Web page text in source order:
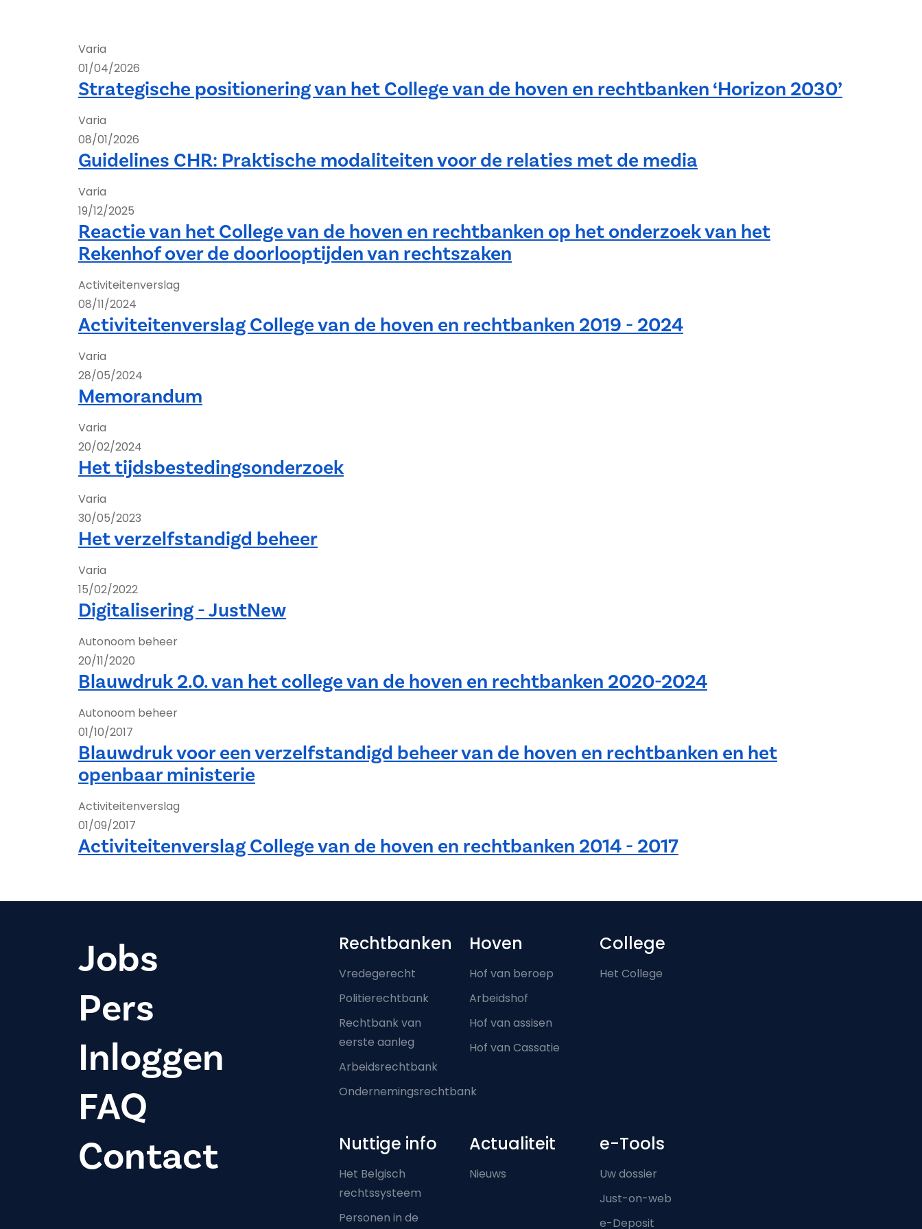
Varia
01/04/2026
Strategische positionering van het College van de hoven en rechtbanken ‘Horizon 2030’
Varia
08/01/2026
Guidelines CHR: Praktische modaliteiten voor de relaties met de media
Varia
19/12/2025
Reactie van het College van de hoven en rechtbanken op het onderzoek van het
Rekenhof over de doorlooptijden van rechtszaken
Activiteitenverslag
08/11/2024
Activiteitenverslag College van de hoven en rechtbanken 2019 - 2024
Varia
28/05/2024
Memorandum
Varia
20/02/2024
Het tijdsbestedingsonderzoek
Varia
30/05/2023
Het verzelfstandigd beheer
Varia
15/02/2022
Digitalisering - JustNew
Autonoom beheer
20/11/2020
Blauwdruk 2.0. van het college van de hoven en rechtbanken 2020-2024
Autonoom beheer
01/10/2017
Blauwdruk voor een verzelfstandigd beheer van de hoven en rechtbanken en het
openbaar ministerie
Activiteitenverslag
01/09/2017
Activiteitenverslag College van de hoven en rechtbanken 2014 - 2017
Jobs
Pers
Inloggen
FAQ
Contact
Footer-menu
Rechtbanken
Vredegerecht
Politierechtbank
Rechtbank van
eerste aanleg
Arbeidsrechtbank
Ondernemingsrechtbank
Hoven
Hof van beroep
Arbeidshof
Hof van assisen
Hof van Cassatie
College
Het College
Nuttige info
Het Belgisch
rechtssysteem
Personen in de
Actualiteit
Nieuws
e-Tools
Uw dossier
Just-on-web
e-Deposit